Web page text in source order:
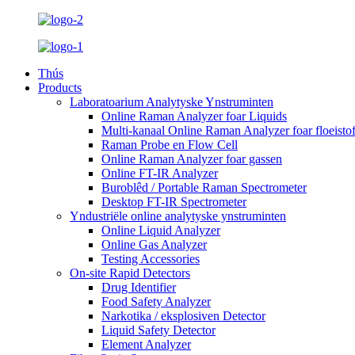
Thús
Products
Laboratoarium Analytyske Ynstruminten
Online Raman Analyzer foar Liquids
Multi-kanaal Online Raman Analyzer foar
Raman Probe en Flow Cell
Online Raman Analyzer foar gassen
Online FT-IR Analyzer
Buroblêd / Portable Raman Spectrometer
Desktop FT-IR Spectrometer
Yndustriële online analytyske ynstruminten
Online Liquid Analyzer
Online Gas Analyzer
Testing Accessories
On-site Rapid Detectors
Drug Identifier
Food Safety Analyzer
Narkotika / eksplosiven Detector
Liquid Safety Detector
Element Analyzer